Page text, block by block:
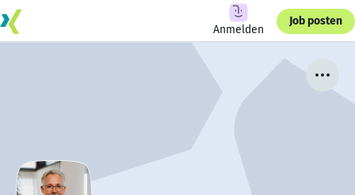
Anmelden
Job posten